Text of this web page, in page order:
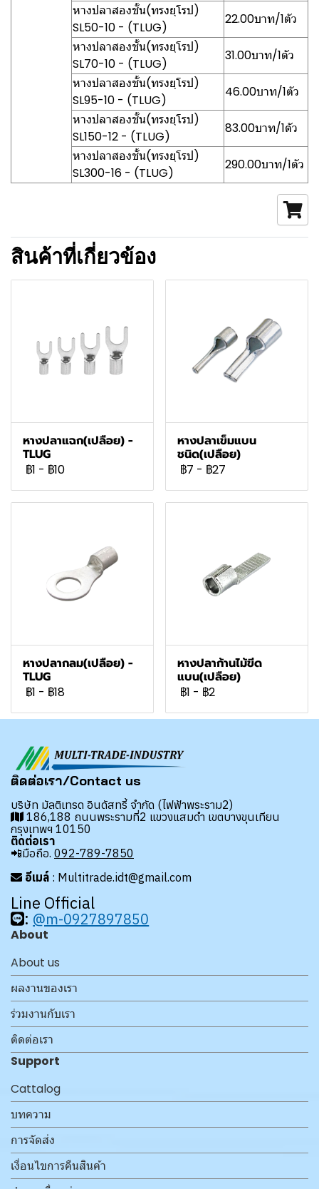
หางปลาสองชั้น(ทรงยุโรป)
SL50-10 - (TLUG)
22.00บาท/1ตัว
หางปลาสองชั้น(ทรงยุโรป)
SL70-10 - (TLUG)
31.00บาท/1ตัว
หางปลาสองชั้น(ทรงยุโรป)
SL95-10 - (TLUG)
46.00บาท/1ตัว
หางปลาสองชั้น(ทรงยุโรป)
SL150-12 - (TLUG)
83.00บาท/1ตัว
หางปลาสองชั้น(ทรงยุโรป)
SL300-16 - (TLUG)
290.00บาท/1ตัว
สินค้าที่เกี่ยวข้อง
หางปลาแฉก(เปลือย) -
TLUG
฿1 - ฿10
หางปลาเข็มแบน
ชนิด(เปลือย)
฿7 - ฿27
หางปลากลม(เปลือย) -
TLUG
฿1 - ฿18
หางปลาก้านไม้ขีด
แบน(เปลือย)
฿1 - ฿2
ติดต่อเรา/Contact us
บริษัท มัลติเทรด อินดัสทรี้ จำกัด (ไฟฟ้าพระราม2)
186,188 ถนนพระรามที่2 แขวงแสมดำ เขตบางขุนเทียน
กรุงเทพฯ 10150
ติดต่อเรา
📲มือถือ. 092-789-7850
อีเมล์ : Multitrade.idt@gmail.com
Line Official
: @m-0927897850
About
About us
ผลงานของเรา
ร่วมงานกับเรา
ติดต่อเรา
Support
Cattalog
บทความ
การจัดส่ง
เงื่อนไขการคืนสินค้า